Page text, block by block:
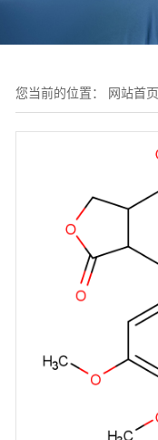
您当前的位置： 网站首页